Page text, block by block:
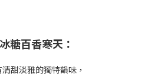
百香寒天：
甜淡雅的獨特韻味，